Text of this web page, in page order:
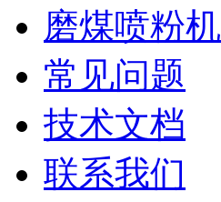
磨煤喷粉机
常见问题
技术文档
联系我们